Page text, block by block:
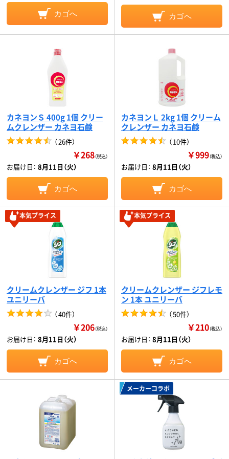
カゴへ カゴへ
カネヨンＳ 400g 1個 クリー
ムクレンザー カネヨ石鹸
（26件）
￥268（税込）
お届け日： 8月11日（火）
カゴへ
カネヨンＬ 2kg 1個 クリーム
クレンザー カネヨ石鹸
（10件）
￥999（税込）
お届け日： 8月11日（火）
カゴへ
本気プライス
クリームクレンザー ジフ 1本
ユニリーバ
（40件）
￥206（税込）
お届け日： 8月11日（火）
カゴへ
本気プライス
クリームクレンザー ジフレモ
ン 1本 ユニリーバ
（50件）
￥210（税込）
お届け日： 8月11日（火）
カゴへ
メーカーコラボ